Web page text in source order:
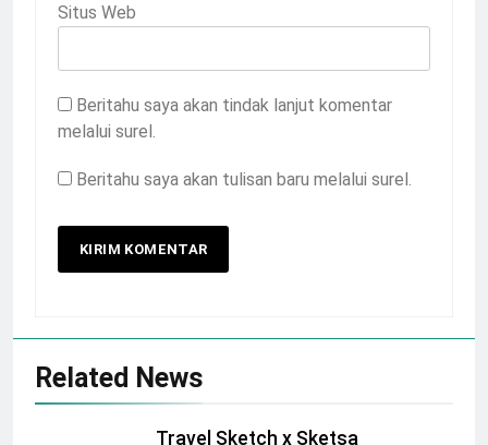
Situs Web
Beritahu saya akan tindak lanjut komentar
melalui surel.
Beritahu saya akan tulisan baru melalui surel.
Related News
Travel Sketch x Sketsa